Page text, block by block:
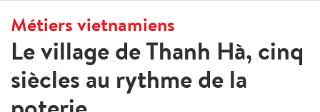
Métiers vietnamiens
Le village de Thanh Hà, cinq
siècles au rythme de la